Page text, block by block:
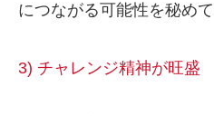
につながる可能性を秘めて
3) チャレンジ精神が旺盛